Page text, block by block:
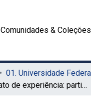
Comunidades & Coleções
Relato de experiência: participação e atuação no projeto de extensão Fatores de Sucesso de um programa de inclusão social promovido por uma organização não governamental